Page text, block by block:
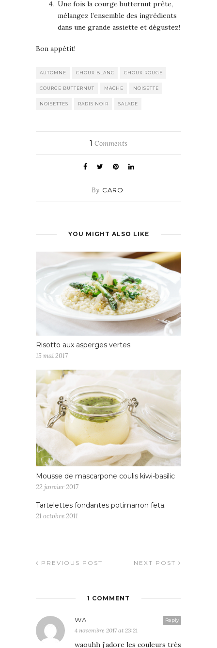
Une fois la courge butternut prête,
mélangez l’ensemble des ingrédients
dans une grande assiette et dégustez!
Bon appétit!
AUTOMNE CHOUX BLANC CHOUX ROUGE
COURGE BUTTERNUT MACHE NOISETTE
NOISETTES RADIS NOIR SALADE
1 Comments
By CARO
YOU MIGHT ALSO LIKE
Risotto aux asperges vertes
15 mai 2017
Mousse de mascarpone coulis kiwi-basilic
22 janvier 2017
Tartelettes fondantes potimarron feta.
21 octobre 2011
PREVIOUS POST NEXT POST
1 COMMENT
Reply
WA
4 novembre 2017 at 23:21
waouhh j’adore les couleurs très